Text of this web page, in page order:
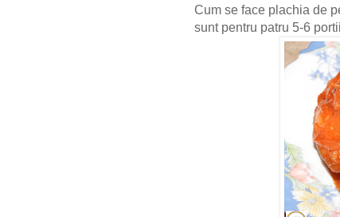
Cum se face plachia de
sunt pentru patru 5-6